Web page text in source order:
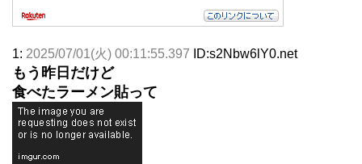
1: 2025/07/01(火) 00:11:55.397 ID:s2Nbw6lY0.net
もう昨日だけど
食べたラーメン貼って